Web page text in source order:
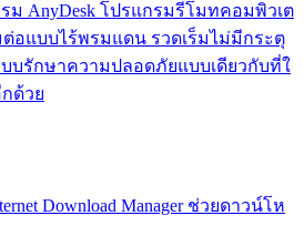
ม AnyDesk โปรแกรมรีโมทคอมพิวเต
อแบบไร้พรมแดน รวดเร็มไม่มีกระตุ
บรักษาความปลอดภัยแบบเดียวกับที่ใ
ด้วย
Download Manager ช่วยดาวน์โห